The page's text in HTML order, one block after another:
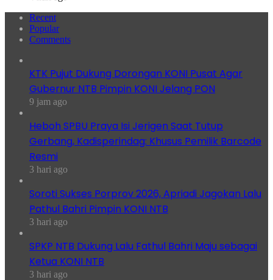
Recent
Popular
Comments
KTK Pujut Dukung Dorongan KONI Pusat Agar
Gubernur NTB Pimpin KONI Jelang PON
9 jam ago
Heboh SPBU Praya Isi Jerigen Saat Tutup
Gerbang, Kadisperindag: Khusus Pemilik Barcode
Resmi
3 hari ago
Soroti Sukses Porprov 2026, Apriadi Jagokan Lalu
Pathul Bahri Pimpin KONI NTB
3 hari ago
SPKP NTB Dukung Lalu Fathul Bahri Maju sebagai
Ketua KONI NTB
3 hari ago